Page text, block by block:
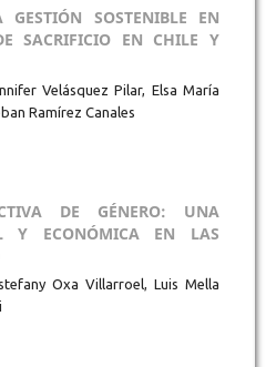
SOSTENIBLE EN
SACRIFICIO EN CHILE Y
Velásquez Pilar, Elsa María
Ramírez Canales
DE GÉNERO: UNA
Y ECONÓMICA EN LAS
Oxa Villarroel, Luis Mella